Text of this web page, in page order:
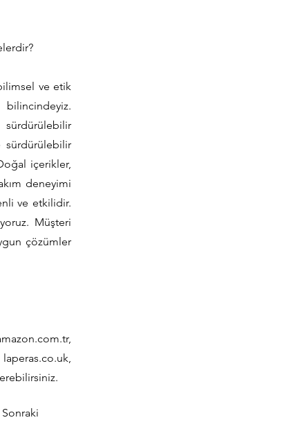
ve etik
sürdürülebilir
içerikler,
deneyimi
ve etkilidir.
Müşteri
çözümler
Sonraki